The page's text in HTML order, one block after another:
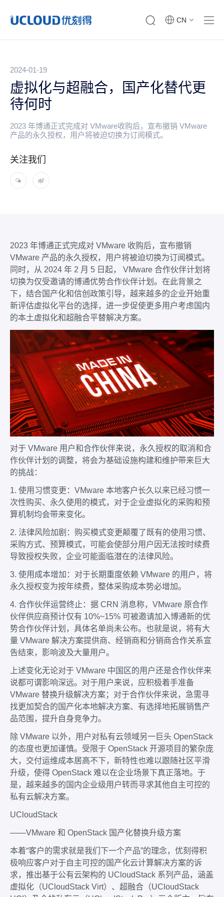
CN
2024-01-19
虚拟化与超融合，国产化替代更
待何时
2023 年博通正式完成对 VMware收购后，宣布撤销 VMware
产品的永久授权，用户将被迫切换为订阅模式。
关注我们
2023 年博通正式完成对 VMware 收购后，宣布撤销
VMware 产品的永久授权，用户将被迫切换为订阅模式。
同时，从 2024 年 2 月 5 日起， VMware 合作伙伴计划将
切换为仅受邀请的博通优势合作伙伴计划。在此背景之
下，结合国产化和信创政策引导，越来越多的企业开始重
新评估虚拟化平台的选择，进一步促使更多用户考虑国内
的本土虚拟化和超融合平替解决方案。
对于 VMware 用户和合作伙伴来说，永久授权的取消和合
作伙伴计划的调整，将会为基础设施构建和维护带来巨大
的挑战：
1. 使用习惯变更：VMware 本地客户长久以来已经习惯一
次性购买、永久使用的模式，对于企业虚拟化的采购和预
算机制均会带来变化。
2. 法律风险加剧：购买模式变更颠覆了既有的使用习惯、
采购方式、预算模式，可能会使部分用户因无法按时续费
导致授权失败，企业可能面临潜在的法律风险。
3. 使用成本增加：对于长期重度依赖 VMware 的用户，将
永久授权变为按年续费，整体采购成本势必增加。
4. 合作伙伴运营终止：据 CRN 消息称，VMware 原合作
伙伴供应商预计仅有 10%~15% 可被邀请加入博通新的优
势合作伙伴计划，具体名单尚未公布。也就是说，将有大
量 VMware 解决方案提供商、经销商和分销商合作关系宣
告结束，影响波及大量用户。
上述变化无论对于 VMware 中国区的用户还是合作伙伴来
说都可谓影响深远。对于用户来说，应积极着手准备
VMware 替换升级解决方案；对于合作伙伴来说，急需寻
找更加契合的国产化本地解决方案、有选择地拓展销售产
品范围，提升自身竞争力。
除 VMware 以外，用户对私有云领域另一巨头 OpenStack
的态度也更加谨慎。受限于 OpenStack 开源项目的繁杂庞
大，交付运维成本居高不下，新特性也难以跟随社区平滑
升级，使得 OpenStack 难以在企业场景下真正落地。于
是，越来越多的国内企业级用户转而寻求其他自主可控的
私有云解决方案。
UCloudStack
——VMware 和 OpenStack 国产化替换升级方案
本着“客户的需求就是我们下一个产品”的理念，优刻得积
极响应客户对于自主可控的国产化云计算解决方案的诉
求，推出基于公有云架构的 UCloudStack 系列产品，涵盖
虚拟化（UCloudStack Virt）、超融合（UCloudStack